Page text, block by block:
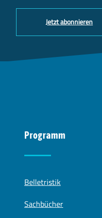
Jetzt abonnieren
Programm
Belletristik
Sachbücher